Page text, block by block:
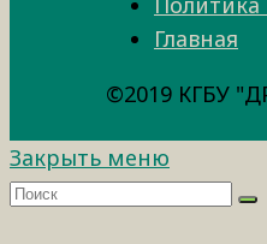
Главная
©2019 КГБУ
Закрыть меню